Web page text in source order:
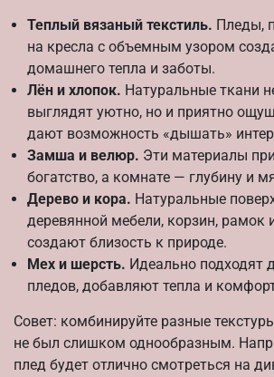
Теплый вязаный текстиль. Пледы,
на кресла с объемным узором
домашнего тепла и заботы.
Лён и хлопок. Натуральные ткани
выглядят уютно, но и приятно
дают возможность «дышать»
Замша и велюр. Эти материалы
богатство, а комнате — глубину и
Дерево и кора. Натуральные
деревянной мебели, корзин, рамок
создают близость к природе.
Мех и шерсть. Идеально подходят
пледов, добавляют тепла и
Совет: комбинируйте разные
не был слишком однообразным.
плед будет отлично смотреться на